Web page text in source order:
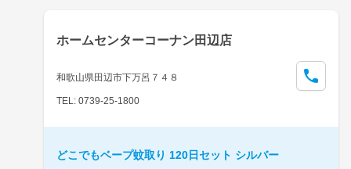
取扱店検索はこちら
ホームセンターコーナン田辺店
和歌山県田辺市下万呂７４８
TEL: 0739-25-1800
どこでもベープ蚊取り 120日セット シルバー